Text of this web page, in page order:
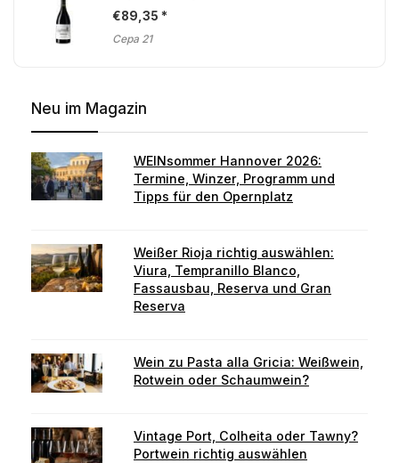
€89,35
Cepa 21
Neu im Magazin
WEINsommer Hannover 2026:
Termine, Winzer, Programm und
Tipps für den Opernplatz
Weißer Rioja richtig auswählen:
Viura, Tempranillo Blanco,
Fassausbau, Reserva und Gran
Reserva
Wein zu Pasta alla Gricia: Weißwein,
Rotwein oder Schaumwein?
Vintage Port, Colheita oder Tawny?
Portwein richtig auswählen